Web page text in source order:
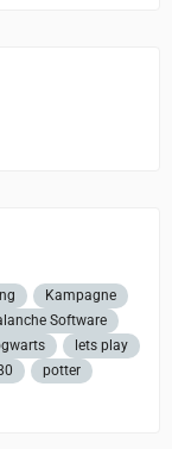
Kampagne
Software
lets play
potter